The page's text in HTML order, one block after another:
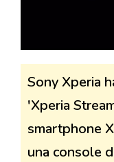
Sony Xperia
'Xperia
smartphone
una console